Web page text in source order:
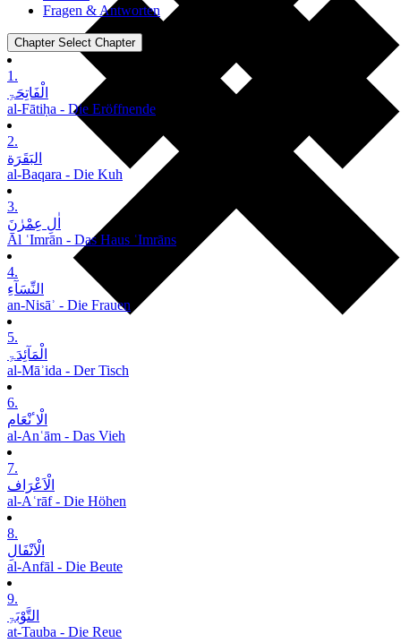
Fragen & Antworten
Chapter Select Chapter
1.
الْفَاتِحَۃِ
al-Fātiḥa - Die Eröffnende
2.
البَقَرَة
al-Baqara - Die Kuh
3.
اٰلِ عِمْرٰنَ
Āl ʿImrān - Das Haus ʿImrāns
4.
النِّسَآءِ
an-Nisāʾ - Die Frauen
5.
الْمَآئِدَۃِ
al-Māʾida - Der Tisch
6.
الْاٴنْعَام
al-Anʿām - Das Vieh
7.
الْاَعْرَاف
al-Aʿrāf - Die Höhen
8.
الْاَنْفَالِ
al-Anfāl - Die Beute
9.
التَّوْبَۃِ
at-Tauba - Die Reue